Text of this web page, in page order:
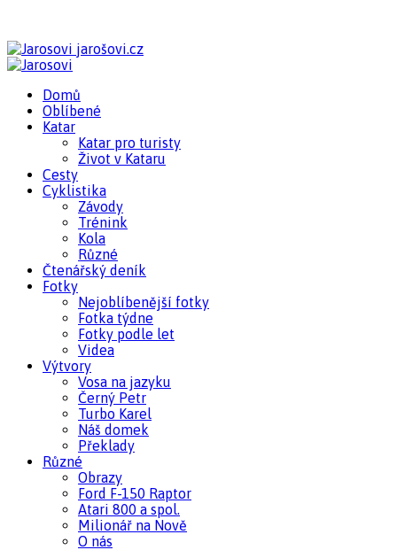
jarošovi.cz
Domů
Oblíbené
Katar
Katar pro turisty
Život v Kataru
Cesty
Cyklistika
Závody
Trénink
Kola
Různé
Čtenářský deník
Fotky
Nejoblíbenější fotky
Fotka týdne
Fotky podle let
Videa
Výtvory
Vosa na jazyku
Černý Petr
Turbo Karel
Náš domek
Překlady
Různé
Obrazy
Ford F-150 Raptor
Atari 800 a spol.
Milionář na Nově
O nás